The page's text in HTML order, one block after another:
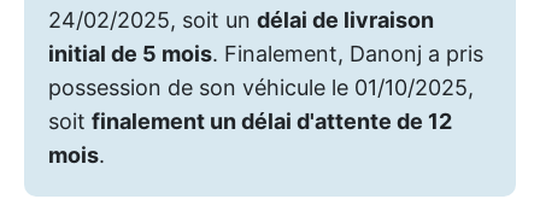
24/02/2025, soit un délai de livraison
initial de 5 mois. Finalement, Danonj a pris
possession de son véhicule le 01/10/2025,
soit finalement un délai d'attente de 12
mois.